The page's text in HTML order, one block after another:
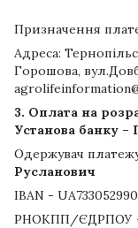
Призначення
Адреса:
Горошова,
3. Оплата на
Установа банку –
Одержувач
Русланович
IBAN -
РНОКПП/ЄДРПОУ -